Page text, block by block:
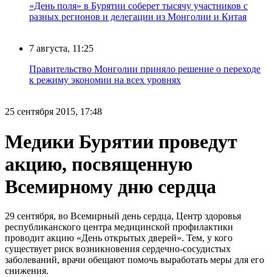
«День поля» в Бурятии соберет тысячу участников с
разных регионов и делегации из Монголии и Китая
7 августа, 11:25
Правительство Монголии приняло решение о переходе
к режиму экономии на всех уровнях
25 сентября 2015, 17:48
Медики Бурятии проведут
акцию, посвященную
Всемирному дню сердца
29 сентября, во Всемирный день сердца, Центр здоровья
республиканского центра медицинской профилактики
проводит акцию «День открытых дверей». Тем, у кого
существует риск возникновения сердечно-сосудистых
заболеваний, врачи обещают помочь выработать меры для его
снижения.